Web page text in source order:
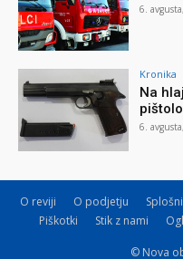
6.
Kronika
Na
pištolo
6.
O reviji O podjetju
Piškotki
Stik z nami
© Nova